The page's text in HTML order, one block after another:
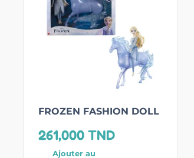
FROZEN FASHION DOLL
261,000 TND
Ajouter au